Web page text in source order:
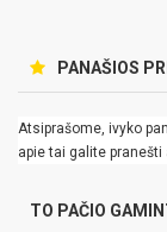
PANAŠIOS
Atsiprašome, ivyko
apie tai galite
TO PAČIO